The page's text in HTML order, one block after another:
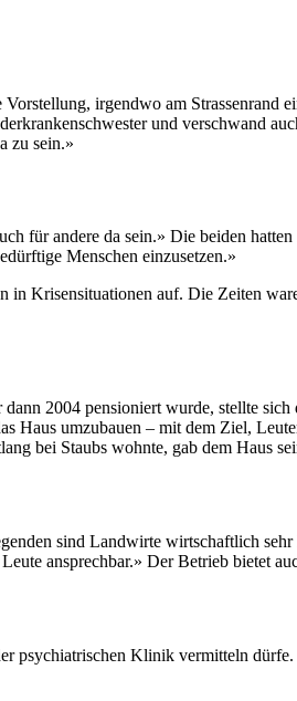
irgendwo am
und verschwand
zu sein.»
für andere da sein.» Die beiden
Menschen einzusetzen.»
Krisensituationen auf. Die Zeiten
2004 pensioniert wurde, stellte
Haus umzubauen – mit dem Ziel,
bei Staubs wohnte, gab dem Haus
sind Landwirte wirtschaftlich
ansprechbar.» Der Betrieb bietet
psychiatrischen Klinik vermitteln